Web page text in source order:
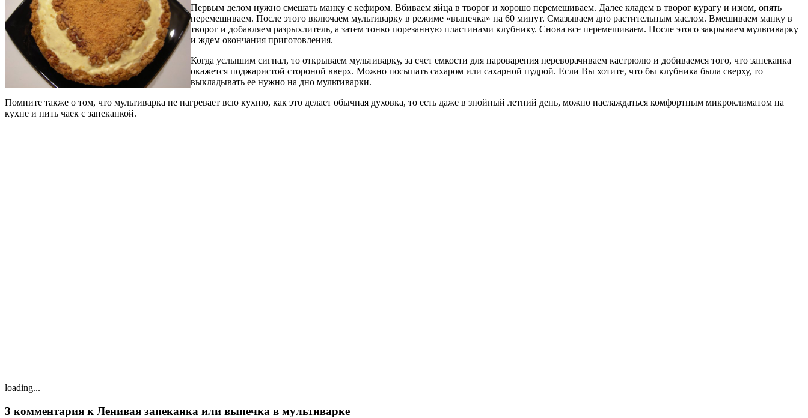
Первым делом нужно смешать манку с кефиром. Вбиваем яйца в творог и хорошо перемешиваем. Далее кладем в творог курагу и изюм, опять
перемешиваем. После этого включаем мультиварку в режиме «выпечка» на 60 минут. Смазываем дно растительным маслом. Вмешиваем манку в
творог и добавляем разрыхлитель, а затем тонко порезанную пластинами клубнику. Снова все перемешиваем. После этого закрываем мультиварку
и ждем окончания приготовления.
Когда услышим сигнал, то открываем мультиварку, за счет емкости для пароварения переворачиваем кастрюлю и добиваемся того, что запеканка
окажется поджаристой стороной вверх. Можно посыпать сахаром или сахарной пудрой. Если Вы хотите, что бы клубника была сверху, то
выкладывать ее нужно на дно мультиварки.
Помните также о том, что мультиварка не нагревает всю кухню, как это делает обычная духовка, то есть даже в знойный летний день, можно наслаждаться комфортным микроклиматом на
кухне и пить чаек с запеканкой.
loading...
3 комментария к Ленивая запеканка или выпечка в мультиварке